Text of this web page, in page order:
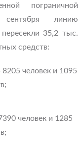
пограничной
линию
35,2 тыс.
средств:
человек и 1095
человек и 1285